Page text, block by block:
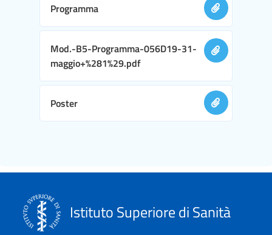
Programma
Mod.-B5-Programma-056D19-31-
maggio+%281%29.pdf
Poster
Istituto Superiore di Sanità